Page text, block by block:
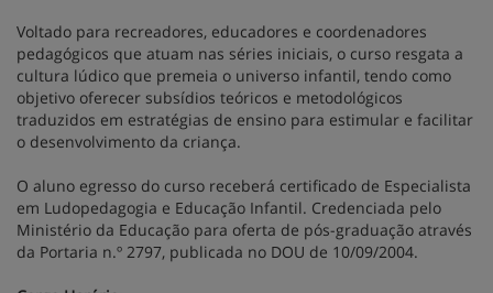
Voltado para recreadores, educadores e coordenadores
pedagógicos que atuam nas séries iniciais, o curso resgata a
cultura lúdico que premeia o universo infantil, tendo como
objetivo oferecer subsídios teóricos e metodológicos
traduzidos em estratégias de ensino para estimular e facilitar
o desenvolvimento da criança.
O aluno egresso do curso receberá certificado de Especialista
em Ludopedagogia e Educação Infantil. Credenciada pelo
Ministério da Educação para oferta de pós-graduação através
da Portaria n.º 2797, publicada no DOU de 10/09/2004.